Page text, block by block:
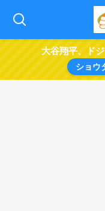
大谷翔平、ド
ショウ